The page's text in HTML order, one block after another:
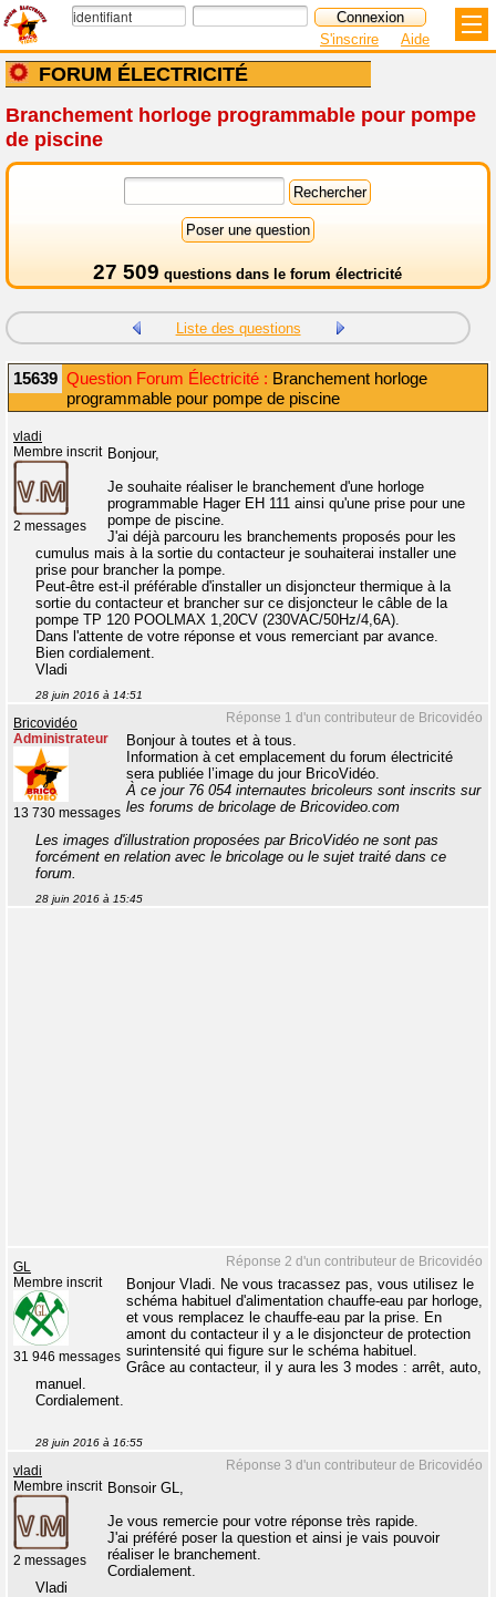
FORUM ÉLECTRICITÉ
S'inscrire Aide
Branchement horloge programmable pour pompe
de piscine
27 509 questions dans le forum électricité
Liste des questions
15639 Question Forum Électricité : Branchement horloge
programmable pour pompe de piscine
vladi
Membre inscrit
2 messages
Bonjour,
Je souhaite réaliser le branchement d'une horloge
programmable Hager EH 111 ainsi qu'une prise pour une
pompe de piscine.
J'ai déjà parcouru les branchements proposés pour les
cumulus mais à la sortie du contacteur je souhaiterai installer une
prise pour brancher la pompe.
Peut-être est-il préférable d'installer un disjoncteur thermique à la
sortie du contacteur et brancher sur ce disjoncteur le câble de la
pompe TP 120 POOLMAX 1,20CV (230VAC/50Hz/4,6A).
Dans l'attente de votre réponse et vous remerciant par avance.
Bien cordialement.
Vladi
28 juin 2016 à 14:51
Réponse 1 d'un contributeur de Bricovidéo
Bricovidéo
Administrateur
13 730 messages
Bonjour à toutes et à tous.
Information à cet emplacement du forum électricité
sera publiée l’image du jour BricoVidéo.
À ce jour 76 054 internautes bricoleurs sont inscrits sur
les forums de bricolage de Bricovideo.com
Les images d'illustration proposées par BricoVidéo ne sont pas
forcément en relation avec le bricolage ou le sujet traité dans ce
forum.
28 juin 2016 à 15:45
Réponse 2 d'un contributeur de Bricovidéo
GL
Membre inscrit
31 946 messages
Bonjour Vladi. Ne vous tracassez pas, vous utilisez le
schéma habituel d'alimentation chauffe-eau par horloge,
et vous remplacez le chauffe-eau par la prise. En
amont du contacteur il y a le disjoncteur de protection
surintensité qui figure sur le schéma habituel.
Grâce au contacteur, il y aura les 3 modes : arrêt, auto,
manuel.
Cordialement.
28 juin 2016 à 16:55
Réponse 3 d'un contributeur de Bricovidéo
vladi
Membre inscrit
2 messages
Bonsoir GL,
Je vous remercie pour votre réponse très rapide.
J'ai préféré poser la question et ainsi je vais pouvoir
réaliser le branchement.
Cordialement.
Vladi